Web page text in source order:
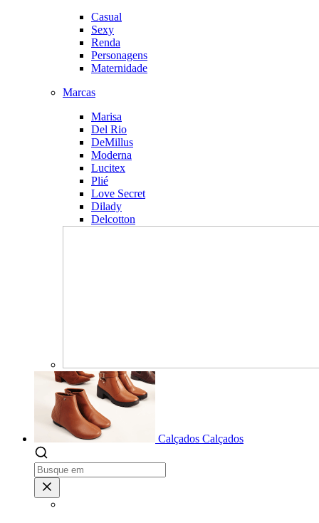
Casual
Sexy
Renda
Personagens
Maternidade
Marcas
Marisa
Del Rio
DeMillus
Moderna
Lucitex
Plié
Love Secret
Dilady
Delcotton
Calçados Calçados